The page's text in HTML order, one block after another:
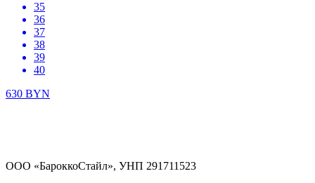
35
36
37
38
39
40
630 BYN
ООО «БароккоСтайл», УНП 291711523